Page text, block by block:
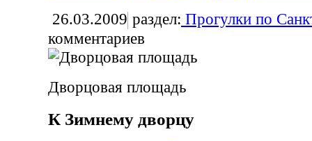
26.03.2009 раздел: Прогулки по
комментариев
Дворцовая площадь
К Зимнему дворцу